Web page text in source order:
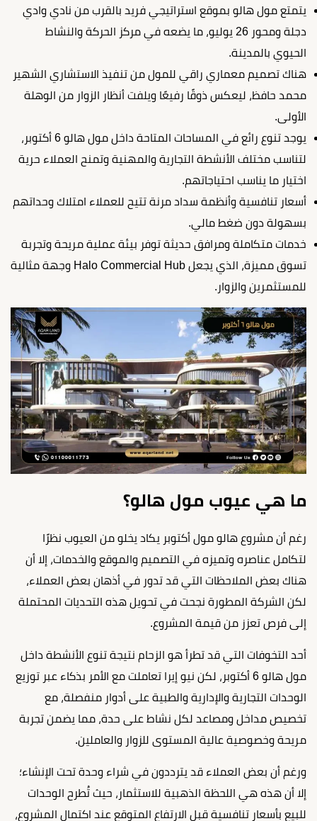
يتمتع مول هالو بموقع استراتيجي فريد بالقرب من نادي وادي
دجلة ومحور 26 يوليو، ما يضعه في مركز الحركة والنشاط
الحيوي بالمدينة.
هناك تصميم معماري راقي للمول من تنفيذ الاستشاري الشهير
محمد حافظ، ليعكس ذوقًا رفيعًا ويلفت أنظار الزوار من الوهلة
الأولى.
يوجد تنوع رائع في المساحات المتاحة داخل مول هالو 6 أكتوبر،
لتناسب مختلف الأنشطة التجارية والمهنية وتمنح العملاء حرية
اختيار ما يناسب احتياجاتهم.
أسعار تنافسية وأنظمة سداد مرنة تتيح للعملاء امتلاك وحداتهم
بسهولة دون ضغط مالي.
خدمات متكاملة ومرافق حديثة توفر بيئة عملية مريحة وتجربة
تسوق مميزة، الذي يجعل Halo Commercial Hub وجهة مثالية
للمستثمرين والزوار.
ما هي عيوب مول هالو؟
رغم أن مشروع هالو مول أكتوبر يكاد يخلو من العيوب نظرًا
لتكامل عناصره وتميزه في التصميم والموقع والخدمات، إلا أن
هناك بعض الملاحظات التي قد تدور في أذهان بعض العملاء،
لكن الشركة المطورة نجحت في تحويل هذه التحديات المحتملة
إلى فرص تعزز من قيمة المشروع.
أحد التخوفات التي قد تطرأ هو الزحام نتيجة تنوع الأنشطة داخل
مول هالو 6 أكتوبر، لكن نيو إيرا تعاملت مع الأمر بذكاء عبر توزيع
الوحدات التجارية والإدارية والطبية على أدوار منفصلة، مع
تخصيص مداخل ومصاعد لكل نشاط على حدة، مما يضمن تجربة
مريحة وخصوصية عالية المستوى للزوار والعاملين.
ورغم أن بعض العملاء قد يترددون في شراء وحدة تحت الإنشاء؛
إلا أن هذه هي اللحظة الذهبية للاستثمار، حيث تُطرح الوحدات
للبيع بأسعار تنافسية قبل الارتفاع المتوقع عند اكتمال المشروع،